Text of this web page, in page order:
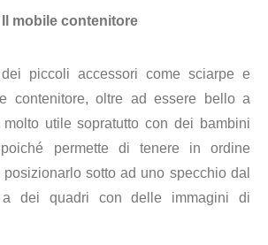
Il mobile contenitore
piccoli accessori come sciarpe e
contenitore, oltre ad essere bello a
utile sopratutto con dei bambini
permette di tenere in ordine
posizionarlo sotto ad uno specchio dal
dei quadri con delle immagini di